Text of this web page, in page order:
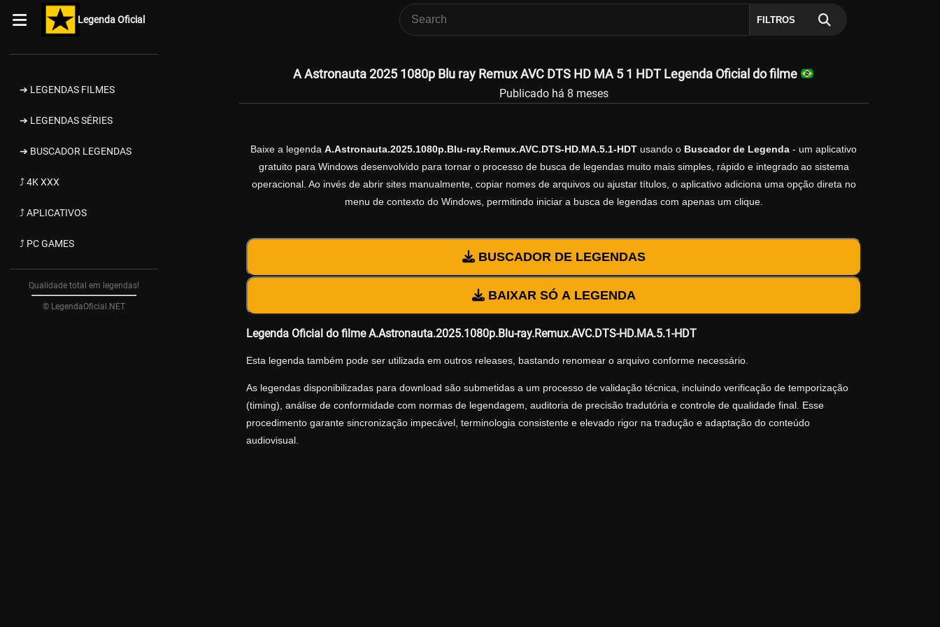
Legenda Oficial FILTROS
➔ LEGENDAS FILMES
➔ LEGENDAS SÉRIES
➔ BUSCADOR LEGENDAS
⤴ 4K XXX
⤴ APLICATIVOS
⤴ PC GAMES
Qualidade total em legendas!
© LegendaOficial.NET
A Astronauta 2025 1080p Blu ray Remux AVC DTS HD MA 5 1 HDT Legenda Oficial do filme
Publicado há 8 meses
Baixe a legenda A.Astronauta.2025.1080p.Blu-ray.Remux.AVC.DTS-HD.MA.5.1-HDT usando o Buscador de Legenda - um aplicativo
gratuito para Windows desenvolvido para tornar o processo de busca de legendas muito mais simples, rápido e integrado ao sistema
operacional. Ao invés de abrir sites manualmente, copiar nomes de arquivos ou ajustar títulos, o aplicativo adiciona uma opção direta no
menu de contexto do Windows, permitindo iniciar a busca de legendas com apenas um clique.
BUSCADOR DE LEGENDAS
BAIXAR SÓ A LEGENDA
Legenda Oficial do filme A.Astronauta.2025.1080p.Blu-ray.Remux.AVC.DTS-HD.MA.5.1-HDT
Esta legenda também pode ser utilizada em outros releases, bastando renomear o arquivo conforme necessário.
As legendas disponibilizadas para download são submetidas a um processo de validação técnica, incluindo verificação de temporização
(timing), análise de conformidade com normas de legendagem, auditoria de precisão tradutória e controle de qualidade final. Esse
procedimento garante sincronização impecável, terminologia consistente e elevado rigor na tradução e adaptação do conteúdo
audiovisual.